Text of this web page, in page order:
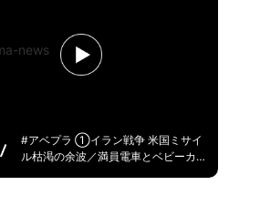
#アベプラ ①イラン戦争 米国ミサイ
ル枯渇の余波／満員電車とベビーカ